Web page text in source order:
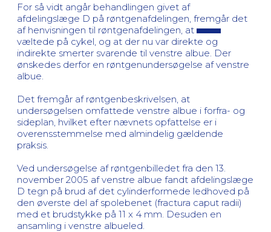
For så vidt angår behandlingen givet af
afdelingslæge D på røntgenafdelingen, fremgår det
af henvisningen til røntgenafdelingen, at
væltede på cykel, og at der nu var direkte og
indirekte smerter svarende til venstre albue. Der
ønskedes derfor en røntgenundersøgelse af venstre
albue.
Det fremgår af røntgenbeskrivelsen, at
undersøgelsen omfattede venstre albue i forfra- og
sideplan, hvilket efter nævnets opfattelse er i
overensstemmelse med almindelig gældende
praksis.
Ved undersøgelse af røntgenbilledet fra den 13.
november 2005 af venstre albue fandt afdelingslæge
D tegn på brud af det cylinderformede ledhoved på
den øverste del af spolebenet (fractura caput radii)
med et brudstykke på 11 x 4 mm. Desuden en
ansamling i venstre albueled.